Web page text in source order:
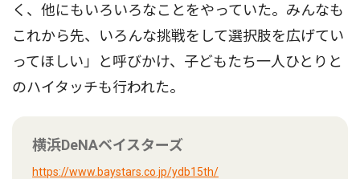
く、他にもいろいろなことをやっていた。みんなも
これから先、いろんな挑戦をして選択肢を広げてい
ってほしい」と呼びかけ、子どもたち一人ひとりと
のハイタッチも行われた。
横浜DeNAベイスターズ
https://www.baystars.co.jp/ydb15th/